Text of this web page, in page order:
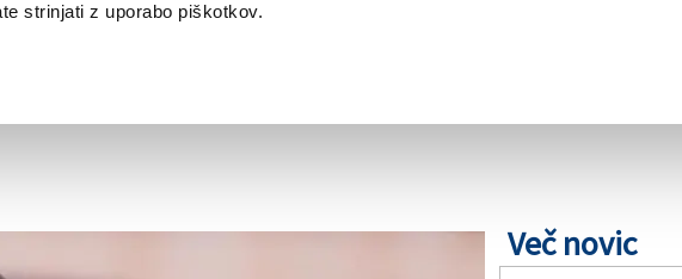
strinjati z uporabo piškotkov.
na voljo
Več novic